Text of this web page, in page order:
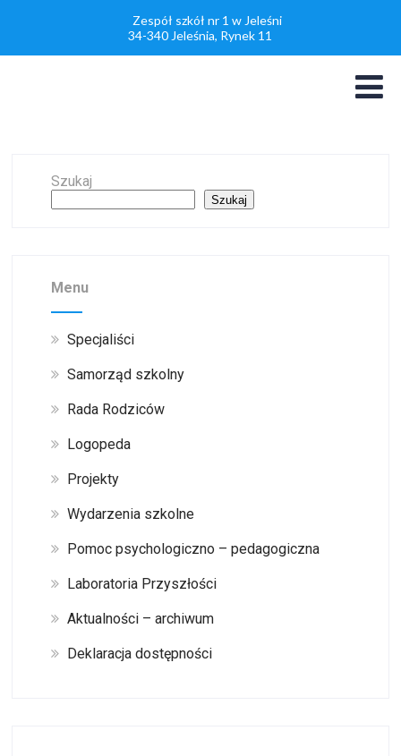
Zespół szkół nr 1 w Jeleśni
34-340 Jeleśnia, Rynek 11
Szukaj
Szukaj
Menu
Specjaliści
Samorząd szkolny
Rada Rodziców
Logopeda
Projekty
Wydarzenia szkolne
Pomoc psychologiczno – pedagogiczna
Laboratoria Przyszłości
Aktualności – archiwum
Deklaracja dostępności